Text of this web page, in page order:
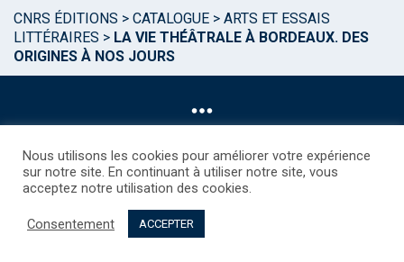
CNRS ÉDITIONS > CATALOGUE > ARTS ET ESSAIS
LITTÉRAIRES > LA VIE THÉÂTRALE À BORDEAUX. DES
ORIGINES À NOS JOURS
©CNRS EDITIONS 2025
Droits étrangers / Foreign rights
Nous utilisons les cookies pour améliorer votre expérience
sur notre site. En continuant à utiliser notre site, vous
acceptez notre utilisation des cookies.
Consentement ACCEPTER